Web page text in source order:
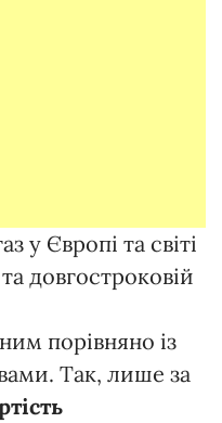
у Європі та світі
довгостроковій
порівняно із
Так, лише за